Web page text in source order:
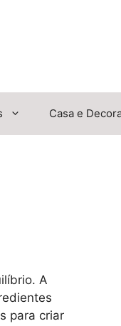
Casa e
A
para criar